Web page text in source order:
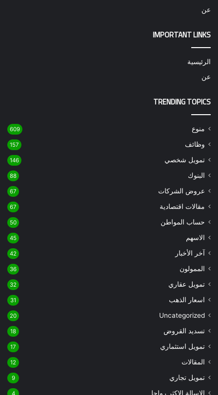
عن
IMPORTANT LINKS
الرئيسية
عن
TRENDING TOPICS
منوع 609
وظائف 157
تمويل شخصي 146
البنوك 88
عروض الشركات 67
مقالات اقتصادية 67
حساب المواطن 50
الاسهم 45
آخر الأخبار 42
الممولون 36
تمويل عقاري 32
اسعار الذهب 31
Uncategorized
20
تسديد القروض 18
تمويل استثماري 17
المقالات 12
تمويل تجاري 9
الاسالة الاكثر رواجا 4